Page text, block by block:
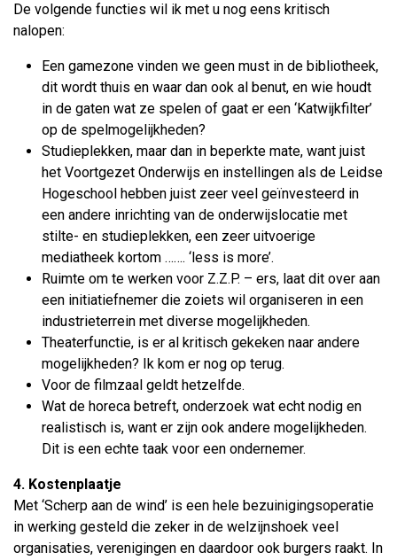
De volgende functies wil ik met u nog eens kritisch
nalopen:
Een gamezone vinden we geen must in de bibliotheek,
dit wordt thuis en waar dan ook al benut, en wie houdt
in de gaten wat ze spelen of gaat er een ‘Katwijkfilter’
op de spelmogelijkheden?
Studieplekken, maar dan in beperkte mate, want juist
het Voortgezet Onderwijs en instellingen als de Leidse
Hogeschool hebben juist zeer veel geïnvesteerd in
een andere inrichting van de onderwijslocatie met
stilte- en studieplekken, een zeer uitvoerige
mediatheek kortom ……. ‘less is more’.
Ruimte om te werken voor Z.Z.P. – ers, laat dit over aan
een initiatiefnemer die zoiets wil organiseren in een
industrieterrein met diverse mogelijkheden.
Theaterfunctie, is er al kritisch gekeken naar andere
mogelijkheden? Ik kom er nog op terug.
Voor de filmzaal geldt hetzelfde.
Wat de horeca betreft, onderzoek wat echt nodig en
realistisch is, want er zijn ook andere mogelijkheden.
Dit is een echte taak voor een ondernemer.
4. Kostenplaatje
Met ‘Scherp aan de wind’ is een hele bezuinigingsoperatie
in werking gesteld die zeker in de welzijnshoek veel
organisaties, verenigingen en daardoor ook burgers raakt. In